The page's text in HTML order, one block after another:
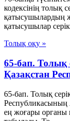
кодексінің толық
қатысушылардың
қатысушылар
Толық оқу »
65-бап. Толық
Қазақстан
65-бап. Толық
Республикасының
ең жоғары